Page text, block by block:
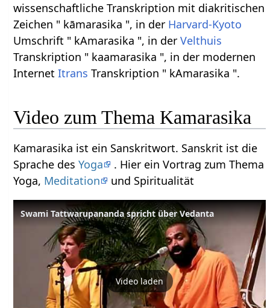
wissenschaftliche Transkription mit diakritischen
Zeichen " kāmarasika ", in der Harvard-Kyoto
Umschrift " kAmarasika ", in derVelthuis
Transkription " kaamarasika ", in der modernen
InternetItrans Transkription " kAmarasika ".
Video zum Thema Kamarasika
Kamarasika ist ein Sanskritwort. Sanskrit ist die
Sprache desYoga
. Hier ein Vortrag zum Thema
Yoga, Meditation und Spiritualität
Swami Tattwarupananda spricht über Vedanta
Video laden